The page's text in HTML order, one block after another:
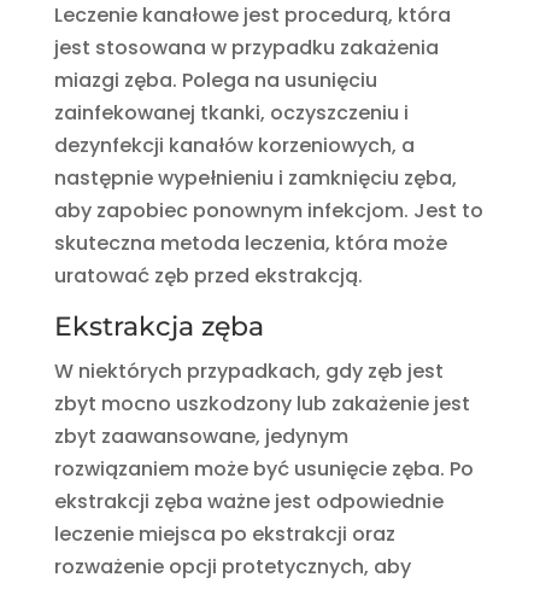
Leczenie kanałowe jest procedurą, która
jest stosowana w przypadku zakażenia
miazgi zęba. Polega na usunięciu
zainfekowanej tkanki, oczyszczeniu i
dezynfekcji kanałów korzeniowych, a
następnie wypełnieniu i zamknięciu zęba,
aby zapobiec ponownym infekcjom. Jest to
skuteczna metoda leczenia, która może
uratować zęb przed ekstrakcją.
Ekstrakcja zęba
W niektórych przypadkach, gdy zęb jest
zbyt mocno uszkodzony lub zakażenie jest
zbyt zaawansowane, jedynym
rozwiązaniem może być usunięcie zęba. Po
ekstrakcji zęba ważne jest odpowiednie
leczenie miejsca po ekstrakcji oraz
rozważenie opcji protetycznych, aby